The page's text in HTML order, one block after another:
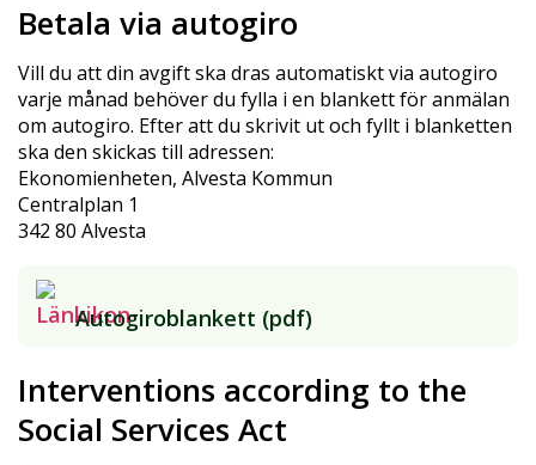
Betala via autogiro
Vill du att din avgift ska dras automatiskt via autogiro
varje månad behöver du fylla i en blankett för anmälan
om autogiro. Efter att du skrivit ut och fyllt i blanketten
ska den skickas till adressen:
Ekonomienheten, Alvesta Kommun
Centralplan 1
342 80 Alvesta
Autogiroblankett (pdf)
Interventions according to the
Social Services Act